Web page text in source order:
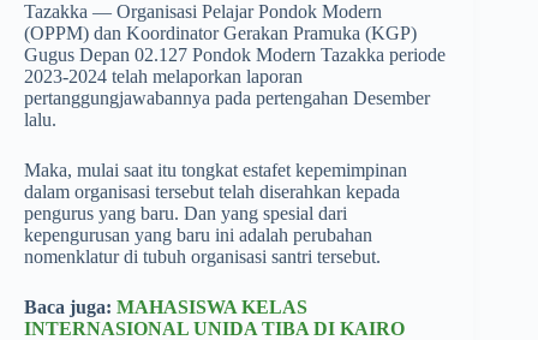
Tazakka — Organisasi Pelajar Pondok Modern
(OPPM) dan Koordinator Gerakan Pramuka (KGP)
Gugus Depan 02.127 Pondok Modern Tazakka periode
2023-2024 telah melaporkan laporan
pertanggungjawabannya pada pertengahan Desember
lalu.
Maka, mulai saat itu tongkat estafet kepemimpinan
dalam organisasi tersebut telah diserahkan kepada
pengurus yang baru. Dan yang spesial dari
kepengurusan yang baru ini adalah perubahan
nomenklatur di tubuh organisasi santri tersebut.
Baca juga: MAHASISWA KELAS
INTERNASIONAL UNIDA TIBA DI KAIRO